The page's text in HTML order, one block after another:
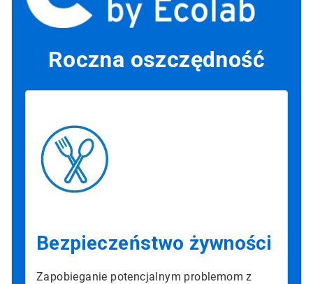
Roczna oszczędność
Bezpieczeństwo żywności
Zapobieganie potencjalnym problemom z